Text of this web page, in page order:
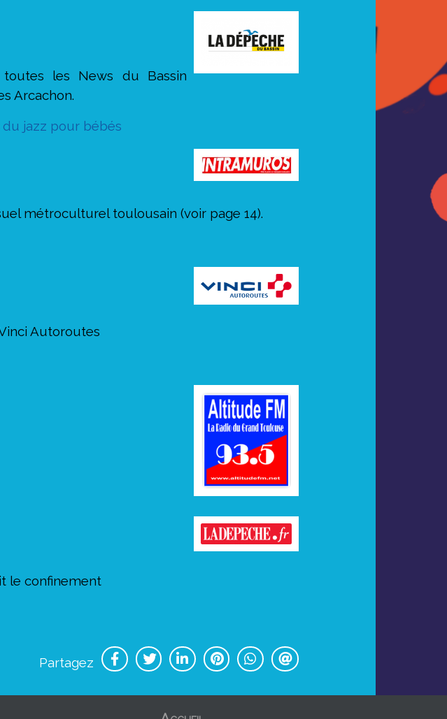
les News du Bassin
Arcachon.
jazz pour bébés
métroculturel toulousain (voir page 14).
Autoroutes
le confinement